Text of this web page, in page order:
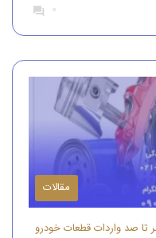
بتوانند مواد شیمیایی درجه
0
مقالات
تا صد واردات قطعات خودرو